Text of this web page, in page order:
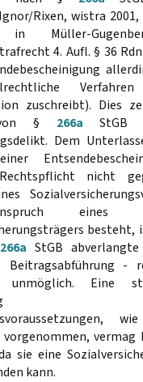
Rixen, wistra 2001,
Müller-
4. Aufl. § 36
zuschreibt). Dies
§ 266a StGB
Dem
nicht
eines
besteht,
266a StGB
Beitragsabführung -
unmöglich. Eine
vermag
sie eine
kann.